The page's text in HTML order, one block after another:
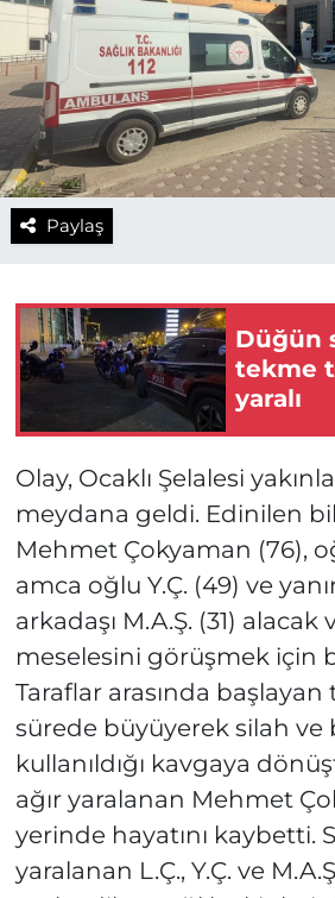
Paylaş
Düğün
tekme
yaralı
Olay, Ocaklı Şelalesi
meydana geldi. Edinilen
Mehmet Çokyaman (76),
amca oğlu Y.Ç. (49) ve
arkadaşı M.A.Ş. (31) alacak
meselesini görüşmek için
Taraflar arasında başlayan
sürede büyüyerek silah ve
kullanıldığı kavgaya
ağır yaralanan Mehmet
yerinde hayatını kaybetti.
yaralanan L.Ç., Y.Ç. ve